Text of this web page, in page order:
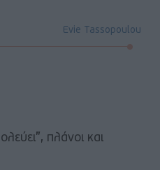
Evie Tassopoulou
πλάνοι και